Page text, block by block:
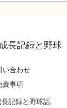
長記録と野球
い合わせ
責事項
記録と野球話.